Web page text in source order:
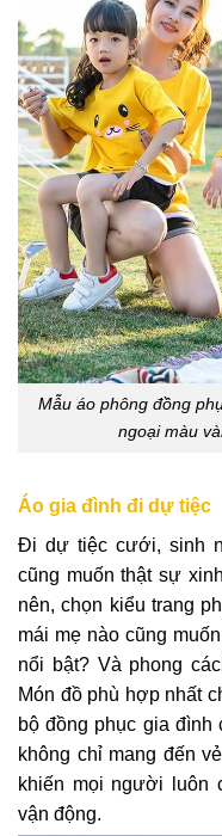
Mẫu áo phông đồng
ngoại màu
Áo gia đình đi dự tiệc
Đi dự tiệc cưới, sinh
cũng muốn thật sự
nên, chọn kiểu trang
mái mẹ nào cũng
nổi bật? Và phong
Món đồ phù hợp nhất
bộ đồng phục gia đình
không chỉ mang đến
khiến mọi người luôn
vận động.